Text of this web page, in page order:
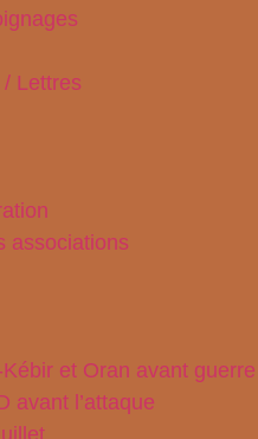
Lettres
associations
et Oran avant guerre
avant l’attaque